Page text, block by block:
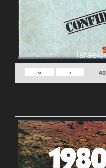
40
›
»